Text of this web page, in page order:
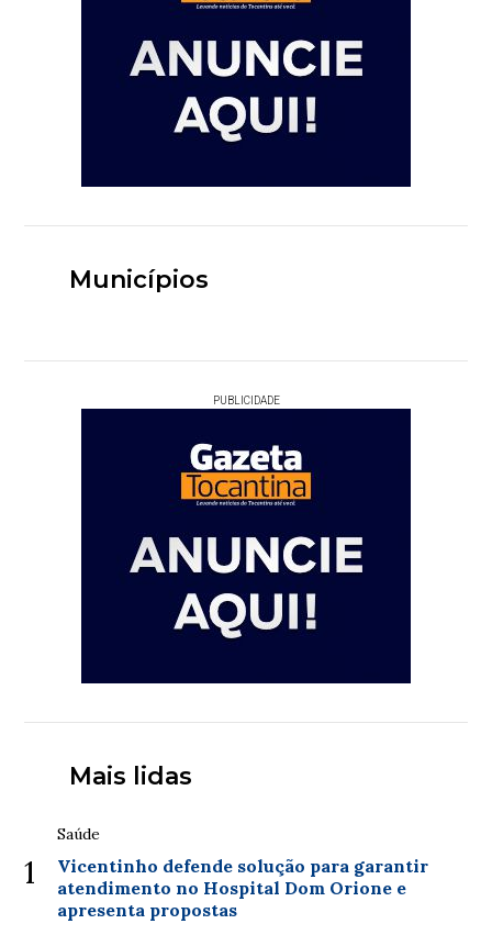
Municípios
PUBLICIDADE
Mais lidas
1
Saúde
Vicentinho defende solução para garantir
atendimento no Hospital Dom Orione e
apresenta propostas